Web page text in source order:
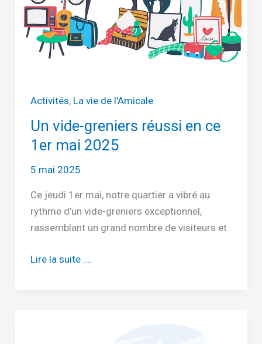
Activités, La vie de l'Amicale
Un vide-greniers réussi en ce
1er mai 2025
5 mai 2025
Ce jeudi 1er mai, notre quartier a vibré au
rythme d’un vide-greniers exceptionnel,
rassemblant un grand nombre de visiteurs et
Un
Lire la suite ....